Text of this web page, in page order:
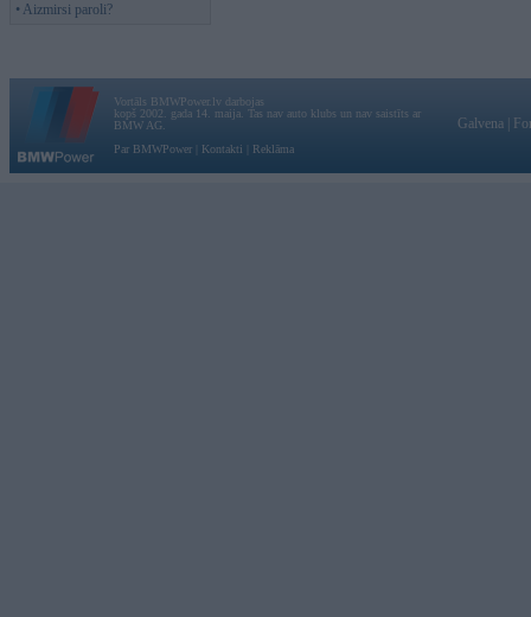
• Aizmirsi paroli?
Vortāls BMWPower.lv darbojas
kopš 2002. gada 14. maija. Tas nav auto klubs un nav saistīts ar
BMW AG.
Par BMWPower
Kontakti Reklāma
Galvena